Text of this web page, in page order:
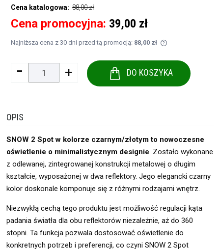
Cena katalogowa: 88,00 zł
Cena promocyjna: 39,00 zł
Najniższa cena z 30 dni przed tą promocją: 88,00 zł
Jeżeli produkt
30 dni,
momentu, kiedy
- + DO KOSZYKA
OPIS
SNOW 2 Spot w kolorze czarnym/złotym to nowoczesne
oświetlenie o minimalistycznym designie. Zostało wykonane
z odlewanej, zintegrowanej konstrukcji metalowej o długim
kształcie, wyposażonej w dwa reflektory. Jego elegancki czarny
kolor doskonale komponuje się z różnymi rodzajami wnętrz.
Niezwykłą cechą tego produktu jest możliwość regulacji kąta
padania światła dla obu reflektorów niezależnie, aż do 360
stopni. Ta funkcja pozwala dostosować oświetlenie do
konkretnych potrzeb i preferencji, co czyni SNOW 2 Spot